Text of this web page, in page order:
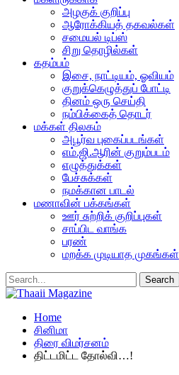
அழகுக் குறிப்பு
ஆரோக்கியத் தகவல்கள்
சமையல் டிப்ஸ்
சிறு தொழில்கள்
கதம்பம்
இசை, நாட்டியம், ஓவியம்
குறுக்கெழுத்துப் போட்டி
தினம் ஒரு செய்தி
நம்பிக்கைத் தொடர்
மக்கள் திலகம்
அபூர்வ புகைப்படங்கள்
எம்.ஜி.ஆரின் குறும்படம்
எழுத்துக்கள்
பேச்சுக்கள்
நமக்கான பாடல்
மணாவின் பக்கங்கள்
ஊர் சுற்றிக் குறிப்புகள்
சாப்பிட வாங்க
பரண்
மறக்க முடியாத முகங்கள்
Home
சினிமா
திரை விமர்சனம்
திட்டமிட்ட தோல்வி…!